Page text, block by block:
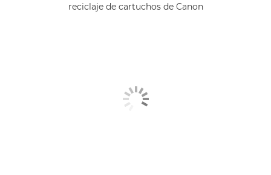
reciclaje de cartuchos de Canon